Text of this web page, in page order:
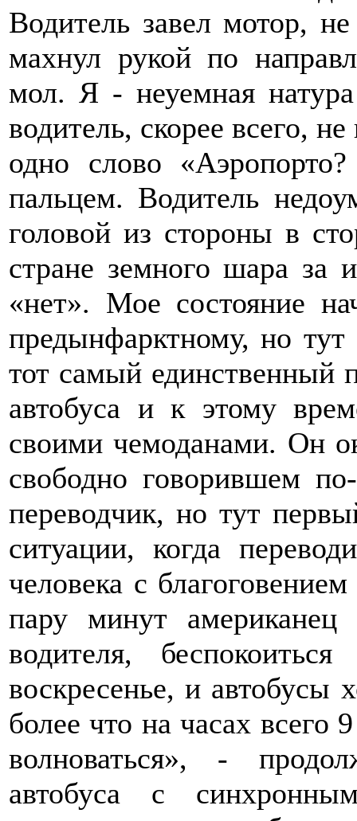
Водитель завел мотор,
махнул рукой по
мол. Я - неуемная
водитель, скорее всего,
одно слово
пальцем. Водитель
головой из стороны в
стране земного шара за
«нет». Мое состояние
предынфарктному, но
тот самый единственный
автобуса и к этому
своими чемоданами. Он
свободно говорившем
переводчик, но тут
ситуации, когда
человека с
пару минут
водителя,
воскресенье, и автобусы
более что на часах всего
волноваться», -
автобуса с